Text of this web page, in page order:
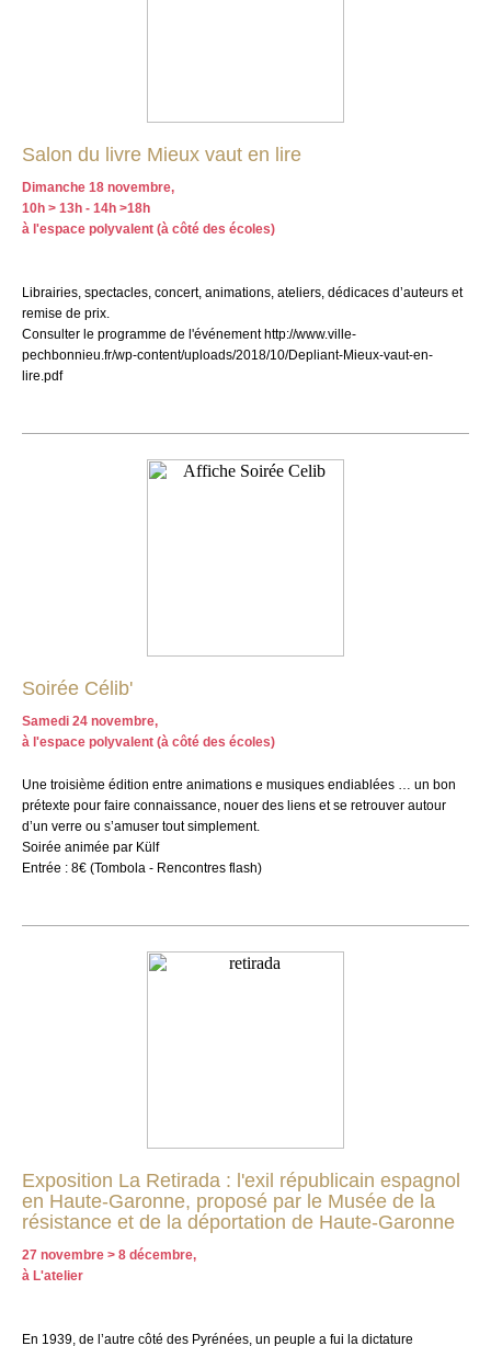
Salon du livre Mieux vaut en lire
Dimanche 18 novembre,
10h > 13h - 14h >18h
à l'espace polyvalent (à côté des écoles)
Librairies, spectacles, concert, animations, ateliers, dédicaces d’auteurs et
remise de prix.
Consulter le programme de l'événement http://www.ville-
pechbonnieu.fr/wp-content/uploads/2018/10/Depliant-Mieux-vaut-en-
lire.pdf
Soirée Célib'
Samedi 24 novembre,
à l'espace polyvalent (à côté des écoles)
Une troisième édition entre animations e musiques endiablées … un bon
prétexte pour faire connaissance, nouer des liens et se retrouver autour
d’un verre ou s’amuser tout simplement.
Soirée animée par Külf
Entrée : 8€ (Tombola - Rencontres flash)
Exposition La Retirada : l'exil républicain espagnol
en Haute-Garonne, proposé par le Musée de la
résistance et de la déportation de Haute-Garonne
27 novembre > 8 décembre,
à L'atelier
En 1939, de l’autre côté des Pyrénées, un peuple a fui la dictature